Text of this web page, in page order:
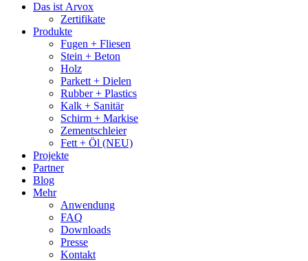
Das ist Arvox
Zertifikate
Produkte
Fugen + Fliesen
Stein + Beton
Holz
Parkett + Dielen
Rubber + Plastics
Kalk + Sanitär
Schirm + Markise
Zementschleier
Fett + Öl (NEU)
Projekte
Partner
Blog
Mehr
Anwendung
FAQ
Downloads
Presse
Kontakt